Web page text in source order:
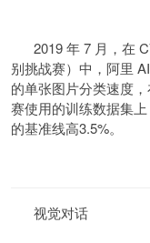
2019 年 7 月，在
别挑战赛）中，阿里
的单张图片分类速度
赛使用的训练数据集
的基准线高3.5%。
视觉对话